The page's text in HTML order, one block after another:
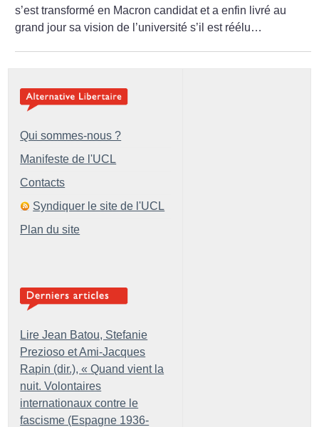
s’est transformé en Macron candidat et a enfin livré au
grand jour sa vision de l’université s’il est réélu…
Qui sommes-nous ?
Manifeste de l'UCL
Contacts
Syndiquer le site de l'UCL
Plan du site
Lire Jean Batou, Stefanie
Prezioso et Ami-Jacques
Rapin (dir.), « Quand vient la
nuit. Volontaires
internationaux contre le
fascisme (Espagne 1936-